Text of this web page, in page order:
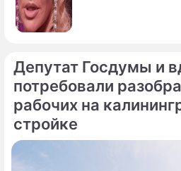
Депутат Госдумы и
потребовали
рабочих на
стройке